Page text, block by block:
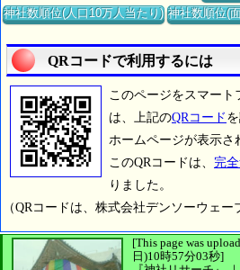
神社数順位(人口10万人当たり) 神社数順位(
QRコードで利用するには
このページをスマー
は、上記のQRコード
ホームページが表示さ
このQRコードは、 完
りました。
（QRコードは、株式会社デンソーウェー
[This page was
日)10時57分03秒]